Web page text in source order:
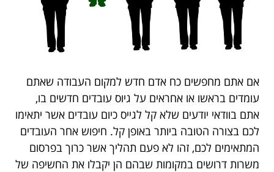
אם אתם מחפשים כח אדם חדש למקום העבודה שאתם
עומדים בראשו או אחראים על גיוס עובדים חדשים בו,
אתם בוודאי יודעים שלא קל לגייס כיום עובדים אשר יתאימו
לכם בצורה הטובה ביותר באופן קל. חיפוש אחר העובדים
המתאימים לכם, זהו לא פעם תהליך אשר כרוך בפרסום
משרות דרושים במקומות שבהם הן יקבלו את החשיפה של